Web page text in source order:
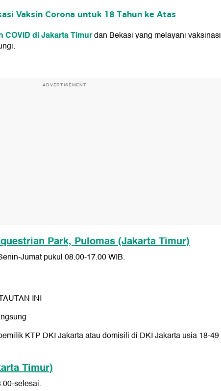
Vaksin Corona untuk 18 Tahun ke Atas
COVID di Jakarta Timurdan Bekasi yang melayani vaksinasi
ADVERTISEMENT
Park, Pulomas (Jakarta Timur)
Jumat pukul 08.00-17.00 WIB.
INI
KTP DKI Jakarta atau domisili di DKI Jakarta usia 18-49
Timur)
selesai.